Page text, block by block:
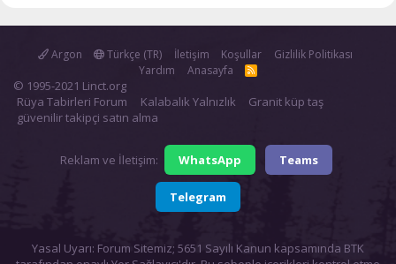
Argon Türkçe (TR) İletişim Koşullar
Gizlilik Politikası
Yardım
Anasayfa
R
S
© 1995-2021 Linct.org
Rüya Tabirleri Forum
Kalabalık Yalnızlık
Granit küp taş
güvenilir takipçi satın alma
Reklam ve İletişim: WhatsApp Teams
Telegram
Yasal Uyarı: Forum Sitemiz; 5651 Sayılı Kanun kapsamında BTK